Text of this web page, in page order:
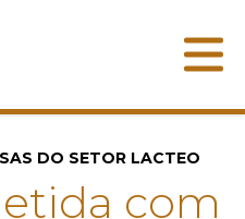
DO SETOR LACTEO
com